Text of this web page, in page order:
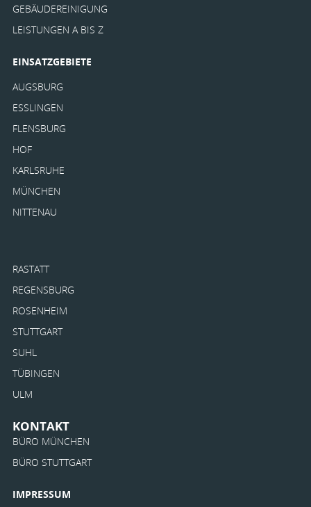
GEBÄUDEREINIGUNG
LEISTUNGEN A BIS Z
EINSATZGEBIETE
AUGSBURG
ESSLINGEN
FLENSBURG
HOF
KARLSRUHE
MÜNCHEN
NITTENAU
RASTATT
REGENSBURG
ROSENHEIM
STUTTGART
SUHL
TÜBINGEN
ULM
KONTAKT
BÜRO MÜNCHEN
BÜRO STUTTGART
IMPRESSUM